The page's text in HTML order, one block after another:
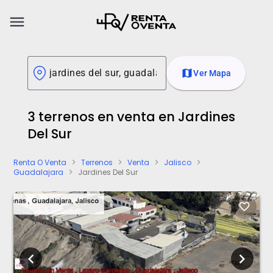
menu
mapVer Mapa
3 terrenos en venta en Jardines
Del Sur
Renta O Venta chevron_right Terrenos chevron_right Venta chevron_right Jalisco chevron_right
Guadalajara chevron_right Jardines Del Sur
favorite_border
chevron_left chevron_right